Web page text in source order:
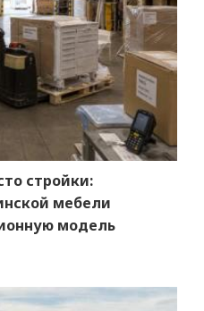
стройки:
мебели
модель